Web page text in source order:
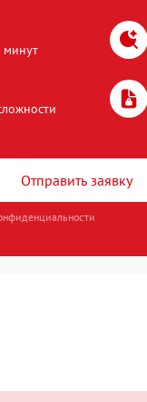
минут
Отправить заявку